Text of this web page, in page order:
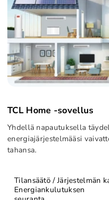
TCL Home -sovellus
Yhdellä napautuksella
energiajärjestelmääsi
tahansa.
Tilansäätö / Järjestelmän
Energiankulutuksen